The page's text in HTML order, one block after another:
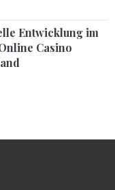
Entwicklung im
Casino